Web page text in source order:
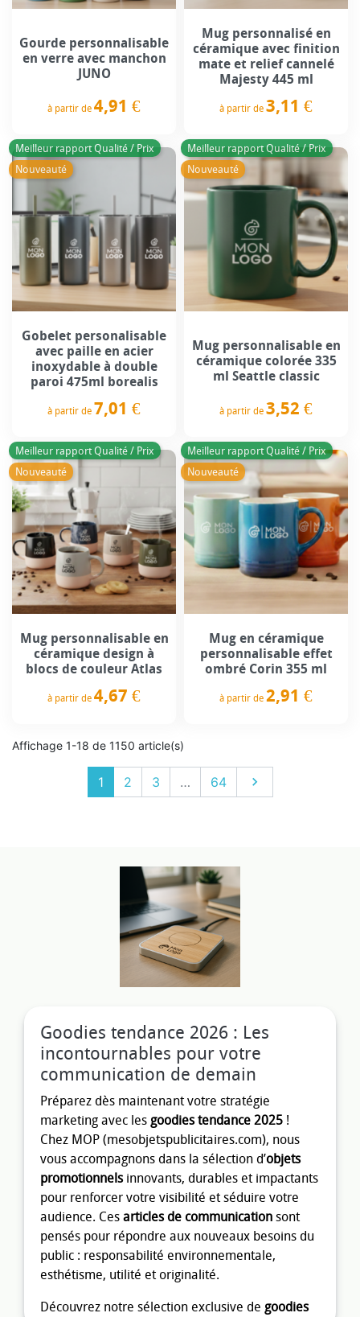
Goodies tendance 2026 : Les
incontournables pour votre
communication de demain
Préparez dès maintenant votre stratégie
marketing avec les goodies tendance 2025 !
Chez MOP (mesobjetspublicitaires.com), nous
vous accompagnons dans la sélection d’objets
promotionnelsinnovants, durables et impactants
pour renforcer votre visibilité et séduire votre
audience. Ces articles de communication sont
pensés pour répondre aux nouveaux besoins du
public : responsabilité environnementale,
esthétisme, utilité et originalité.
Découvrez notre sélection exclusive de goodies
Gourde personnalisable
en verre avec manchon
JUNO
à partir de 4,91 €
Mug personnalisé en
céramique avec finition
mate et relief cannelé
Majesty 445 ml
à partir de 3,11 €
Meilleur rapport Qualité / Prix
Nouveauté
Gobelet personalisable
avec paille en acier
inoxydable à double
paroi 475ml borealis
à partir de 7,01 €
Meilleur rapport Qualité / Prix
Nouveauté
Mug personnalisable en
céramique colorée 335
ml Seattle classic
à partir de 3,52 €
Meilleur rapport Qualité / Prix
Nouveauté
Mug personnalisable en
céramique design à
blocs de couleur Atlas
à partir de 4,67 €
Meilleur rapport Qualité / Prix
Nouveauté
Mug en céramique
personnalisable effet
ombré Corin 355 ml
à partir de 2,91 €
Affichage 1-18 de 1150 article(s)
1 2 3 … 64 Suivant
